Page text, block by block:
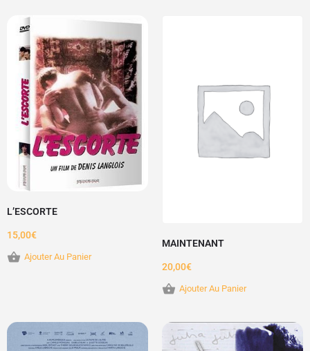
L’ESCORTE
15,00€
Ajouter Au Panier
MAINTENANT
20,00€
Ajouter Au Panier